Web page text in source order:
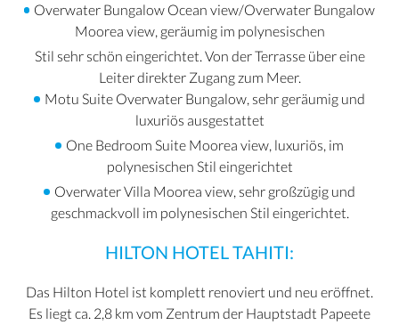
Overwater Bungalow Ocean view/Overwater Bungalow
Moorea view, geräumig im polynesischen
Stil sehr schön eingerichtet. Von der Terrasse über eine
Leiter direkter Zugang zum Meer.
Motu Suite Overwater Bungalow, sehr geräumig und
luxuriös ausgestattet
One Bedroom Suite Moorea view, luxuriös, im
polynesischen Stil eingerichtet
Overwater Villa Moorea view, sehr großzügig und
geschmackvoll im polynesischen Stil eingerichtet.
HILTON HOTEL TAHITI:
Das Hilton Hotel ist komplett renoviert und neu eröffnet.
Es liegt ca. 2,8 km vom Zentrum der Hauptstadt Papeete